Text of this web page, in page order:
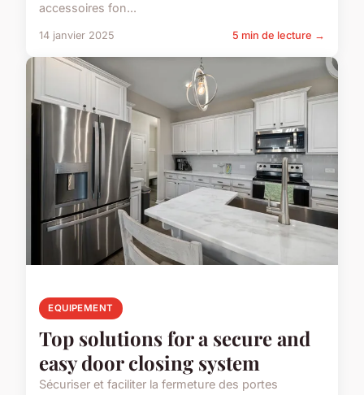
accessoires fon...
14 janvier 2025 5 min de lecture →
EQUIPEMENT
Top solutions for a secure and
easy door closing system
Sécuriser et faciliter la fermeture des portes